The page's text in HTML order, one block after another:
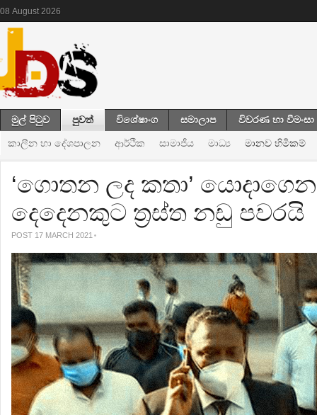
08 August 2026
මුල් පිටුව පුවත් විශේෂාංග සමාලාප විවරණ හා වීමංසා
කාලීන හා දේශපාලන ආර්ථික සාමාජීය මාධ්‍ය මානව හිමිකම්
‘ගොතන ලද කතා’
දෙදෙනකුට ත්‍රස්ත නඩු පවරයි
POST 17 MARCH 2021